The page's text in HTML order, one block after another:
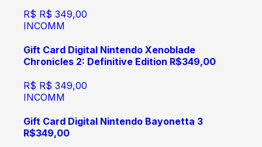
R$ R$ 349,00
INCOMM
Gift Card Digital Nintendo Xenoblade
Chronicles 2: Definitive Edition R$349,00
R$ R$ 349,00
INCOMM
Gift Card Digital Nintendo Bayonetta 3
R$349,00